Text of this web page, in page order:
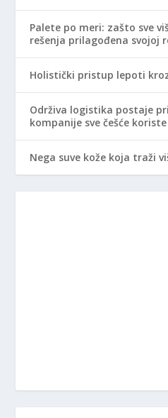
Palete po meri: zašto sve
rešenja prilagođena svojoj
Holistički pristup lepoti
Održiva logistika postaje
kompanije sve češće
Nega suve kože koja traži